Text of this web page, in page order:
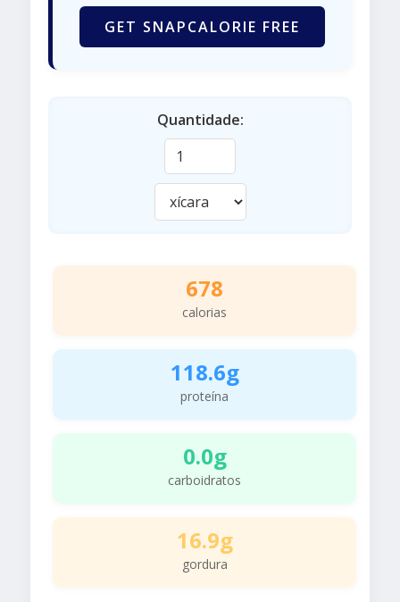
GET SNAPCALORIE FREE
Quantidade:
678
calorias
118.6g
proteína
0.0g
carboidratos
16.9g
gordura